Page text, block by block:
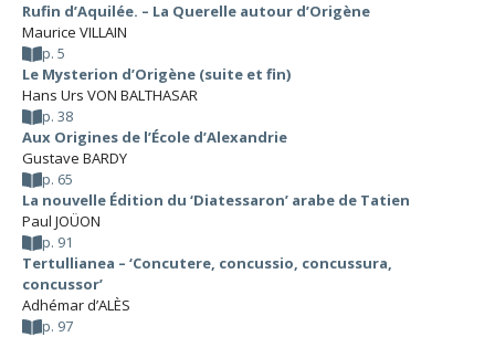
Rufin d’Aquilée. – La Querelle autour d’Origène
Maurice VILLAIN
p. 5
Le Mysterion d’Origène (suite et fin)
Hans Urs VON BALTHASAR
p. 38
Aux Origines de l’École d’Alexandrie
Gustave BARDY
p. 65
La nouvelle Édition du ‘Diatessaron’ arabe de Tatien
Paul JOÜON
p. 91
Tertullianea – ‘Concutere, concussio, concussura,
concussor’
Adhémar d’ALÈS
p. 97